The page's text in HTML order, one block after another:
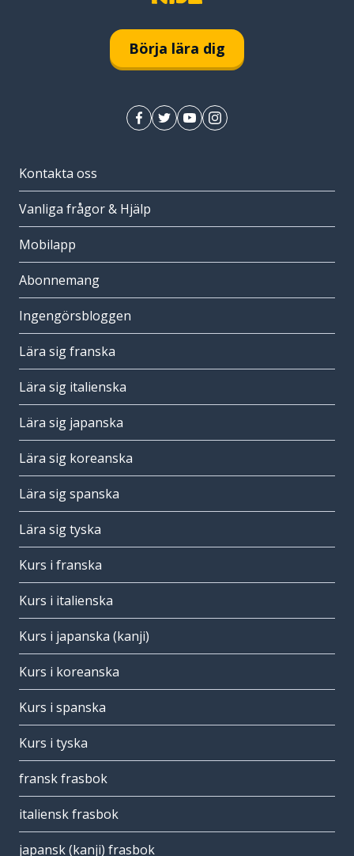
Börja lära dig
Kontakta oss
Vanliga frågor & Hjälp
Mobilapp
Abonnemang
Ingengörsbloggen
Lära sig franska
Lära sig italienska
Lära sig japanska
Lära sig koreanska
Lära sig spanska
Lära sig tyska
Kurs i franska
Kurs i italienska
Kurs i japanska (kanji)
Kurs i koreanska
Kurs i spanska
Kurs i tyska
fransk frasbok
italiensk frasbok
japansk (kanji) frasbok